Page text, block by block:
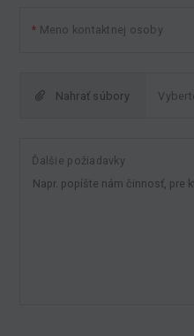
Meno kontaktnej osoby
Nahrať súbory
Ďalšie požiadavky